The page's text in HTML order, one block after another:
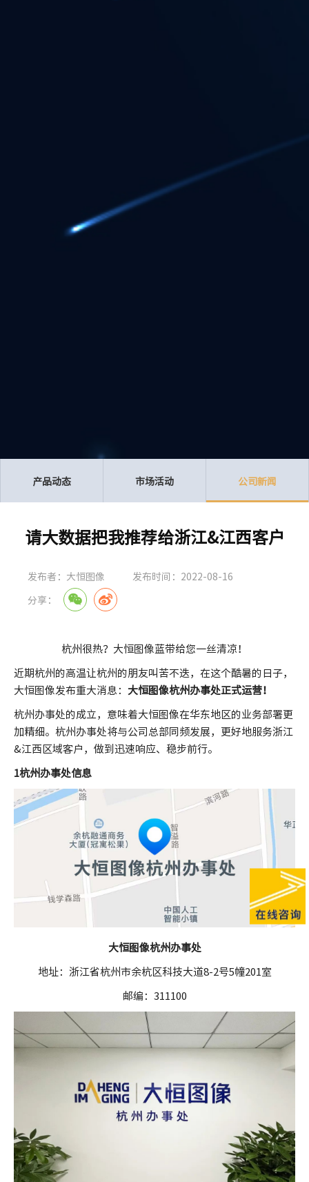
产品动态 市场活动 公司新闻
请大数据把我推荐给浙江&江西客户
发布者：大恒图像
发布时间：2022-08-16
分享：
杭州很热？大恒图像蓝带给您一丝清凉！
近期杭州的高温让杭州的朋友叫苦不迭，在这个酷暑的日子，
大恒图像发布重大消息： 大恒图像杭州办事处正式运营！
杭州办事处的成立，意味着大恒图像在华东地区的业务部署更
加精细。杭州办事处将与公司总部同频发展，更好地服务浙江
&江西区域客户，做到迅速响应、稳步前行。
1杭州办事处信息
大恒图像杭州办事处
地址：浙江省杭州市余杭区科技大道8-2号5幢201室
邮编：311100